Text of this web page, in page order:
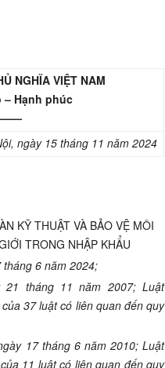
NGHĨA VIỆT NAM
Hạnh phúc
ngày15 tháng 11 năm 2024
KỸ THUẬT VÀ BẢO VỆ MÔI
TRONG NHẬP KHẨU
6 năm 2024;
21 tháng 11 năm 2007; Luật
37 luật có liên quan đến quy
17 tháng 6 năm 2010; Luật
11 luật có liên quan đến quy